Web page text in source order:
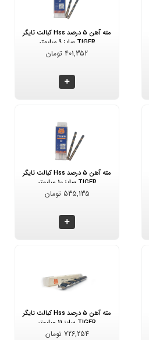
مته آهن 5 درصد Hss کبالت تایگر
TIGER سایز 9 میلیمتر
401,352 تومان
مته آهن 5 درصد Hss کبالت تایگر
TIGER سایز 10 میلیمتر
535,135 تومان
مته آهن 5 درصد Hss کبالت تایگر
TIGER سایز 11 میلیمتر
726,254 تومان